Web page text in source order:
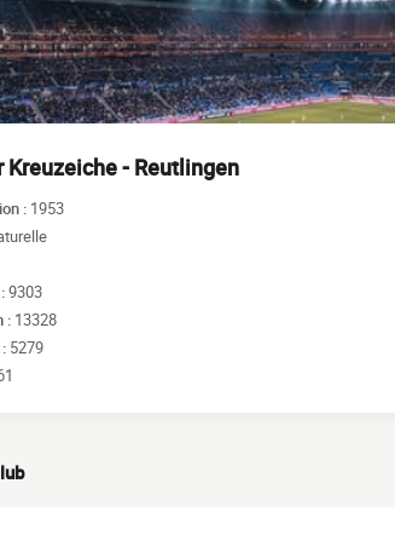
Kreuzeiche - Reutlingen
: 1953
9303
: 13328
5279